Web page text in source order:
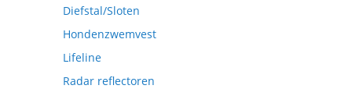
Diefstal/Sloten
Hondenzwemvest
Lifeline
Radar reflectoren